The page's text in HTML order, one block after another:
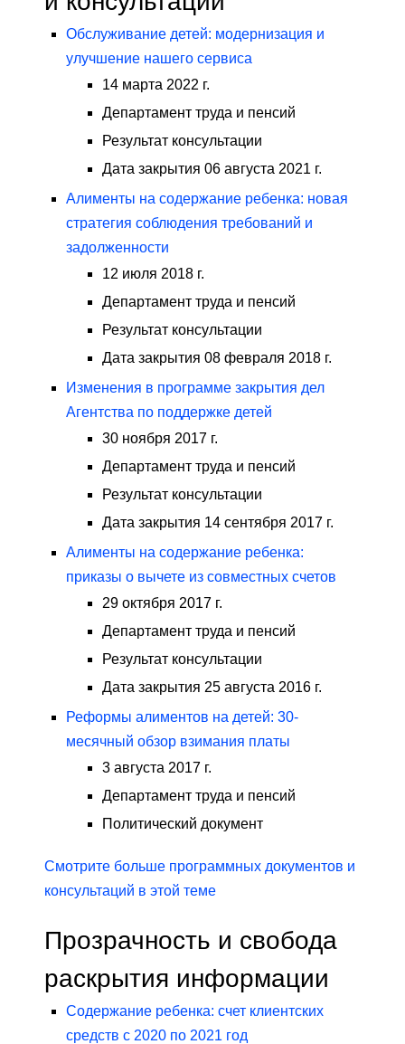
Обслуживание детей: модернизация и
улучшение нашего сервиса
14 марта 2022 г.
Департамент труда и пенсий
Результат консультации
Дата закрытия 06 августа 2021 г.
Алименты на содержание ребенка: новая
стратегия соблюдения требований и
задолженности
12 июля 2018 г.
Департамент труда и пенсий
Результат консультации
Дата закрытия 08 февраля 2018 г.
Изменения в программе закрытия дел
Агентства по поддержке детей
30 ноября 2017 г.
Департамент труда и пенсий
Результат консультации
Дата закрытия 14 сентября 2017 г.
Алименты на содержание ребенка:
приказы о вычете из совместных счетов
29 октября 2017 г.
Департамент труда и пенсий
Результат консультации
Дата закрытия 25 августа 2016 г.
Реформы алиментов на детей: 30-
месячный обзор взимания платы
3 августа 2017 г.
Департамент труда и пенсий
Политический документ
Смотрите больше программных документов и
консультаций в этой теме
Прозрачность и свобода
раскрытия информации
Содержание ребенка: счет клиентских
средств с 2020 по 2021 год